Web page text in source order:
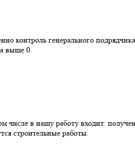
контроль генерального
выше 0.
в нашу работу входит:
строительные работы.